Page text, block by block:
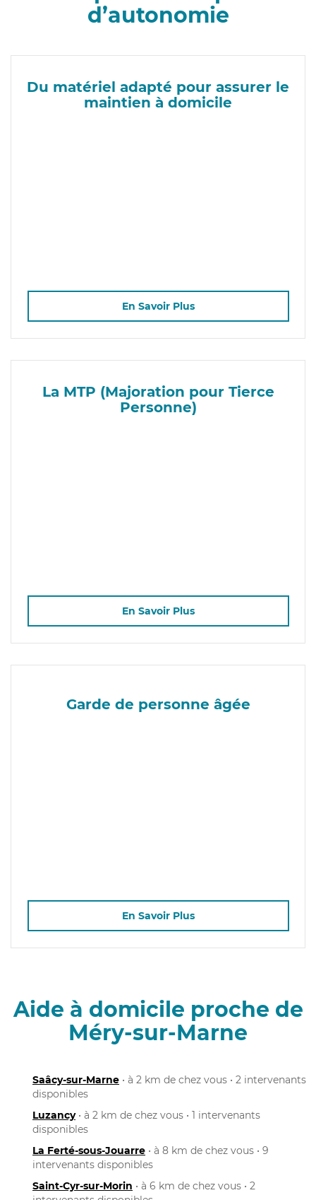
d’autonomie
Du matériel adapté pour assurer le
maintien à domicile
En Savoir Plus
La MTP (Majoration pour Tierce
Personne)
En Savoir Plus
Garde de personne âgée
En Savoir Plus
Aide à domicile proche de
Méry-sur-Marne
Saâcy-sur-Marne • à 2 km de chez vous • 2 intervenants
disponibles
Luzancy• à 2 km de chez vous • 1 intervenants
disponibles
La Ferté-sous-Jouarre • à 8 km de chez vous • 9
intervenants disponibles
Saint-Cyr-sur-Morin • à 6 km de chez vous • 2